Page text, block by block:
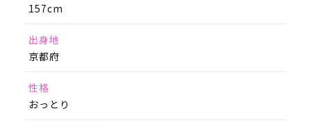
157cm
出身地
京都府
性格
おっとり